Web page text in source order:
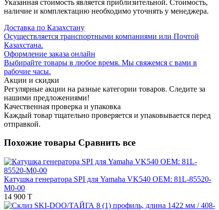
Указанная стоимость является приблизительной. Стоимость,
наличие и комплектацию необходимо уточнять у менеджера.
Доставка по Казахстану
Осуществляется транспортными компаниями или Почтой
Казахстана.
Оформление заказа онлайн
Выбирайте товары в любое время. Мы свяжемся с вами в
рабочие часы.
Акции и скидки
Регулярные акции на разные категории товаров. Следите за
нашими предложениями!
Качественная проверка и упаковка
Каждый товар тщательно проверяется и упаковывается перед
отправкой.
Похожие товары Сравнить все
Катушка генератора SPI для Yamaha VK540 OEM: 81L-85520-
M0-00
14 900 T